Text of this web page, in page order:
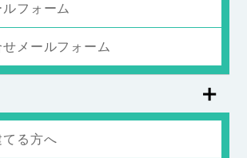
フォーム
メールフォーム
る方へ